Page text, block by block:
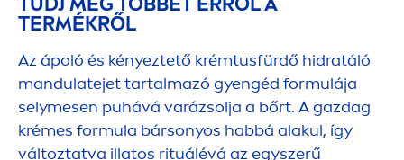
TERMÉKRŐL
Az ápoló és kényeztető krémtusfürdő hidratáló
mandulatejet tartalmazó gyengéd formulája
selymesen puhává varázsolja a bőrt. A gazdag
krémes formula bársonyos habbá alakul, így
változtatva illatos rituálévá az egyszerű